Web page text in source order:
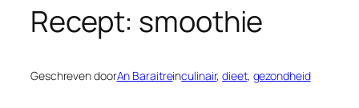
Recept: smoothie
Geschreven doorAn Baraitreinculinair, dieet, gezondheid